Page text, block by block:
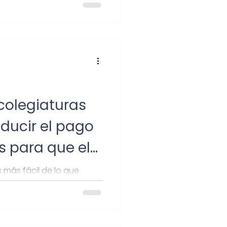
el pago
para que el
dinero
más fácil de lo que
para que el SAT te